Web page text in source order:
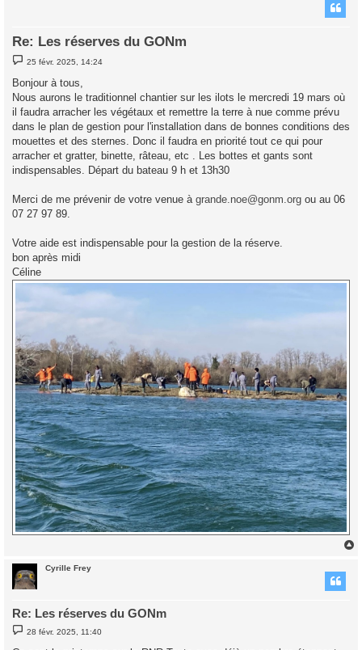
Re: Les réserves du GONm
M
e
s
a
e
25 févr. 2025, 14:24
Bonjour à tous,
Nous aurons le traditionnel chantier sur les ilots le mercredi 19 mars où
il faudra arracher les végétaux et remettre la terre à nue comme prévu
dans le plan de gestion pour l'installation dans de bonnes conditions des
mouettes et des sternes. Donc il faudra en priorité tout ce qui pour
arracher et gratter, binette, râteau, etc . Les bottes et gants sont
indispensables. Départ du bateau 9 h et 13h30
Merci de me prévenir de votre venue à grande.noe@gonm.org ou au 06
07 27 97 89.
Votre aide est indispensable pour la gestion de la réserve.
bon après midi
Céline
Cyrille Frey
Re: Les réserves du GONm
M
e
28 févr. 2025, 11:40